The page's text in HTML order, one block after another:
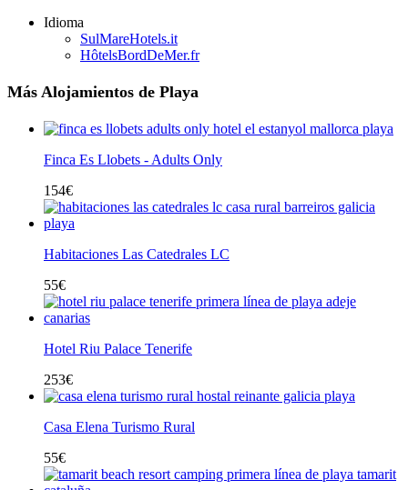
Idioma
SulMareHotels.it
HôtelsBordDeMer.fr
Más Alojamientos de Playa
Finca Es Llobets - Adults Only
154€
Habitaciones Las Catedrales LC
55€
Hotel Riu Palace Tenerife
253€
Casa Elena Turismo Rural
55€